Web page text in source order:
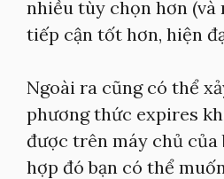
nhiều tùy chọn hơn (và
tiếp cận tốt hơn, hiện
Ngoài ra cũng có thể
phương thức expires
được trên máy chủ
hợp đó bạn có thể